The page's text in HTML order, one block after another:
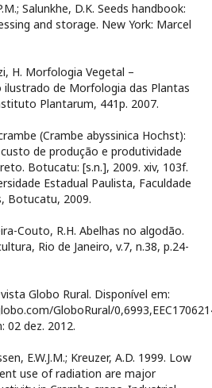
Salunkhe, D.K. Seeds handbook:
and storage. New York: Marcel
H. Morfologia Vegetal –
de Morfologia das Plantas
Plantarum, 441p. 2007.
(Crambe abyssinica Hochst):
de produção e produtividade
Botucatu: [s.n.], 2009. xiv, 103f.
Estadual Paulista, Faculdade
Botucatu, 2009.
Couto, R.H. Abelhas no algodão.
Rio de Janeiro, v.7, n.38, p.24-
Globo Rural. Disponível em:
GloboRural/
02 dez. 2012.
E.W.J.M.; Kreuzer, A.D. 1999. Low
use of radiation are major